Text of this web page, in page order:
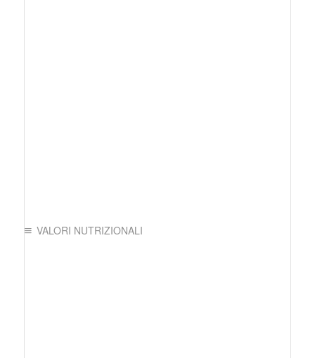
VALORI NUTRIZIONALI